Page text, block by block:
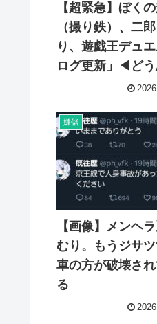
【超緊急】ぼく
（撮り鉄）、二
り、遊戯王デュ
ログ更新」◀どう
嫌儲
【画像】メンヘ
むり。もうジサ
車の方が破壊さ
る